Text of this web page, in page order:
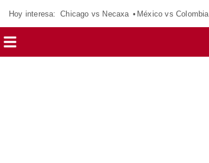
Hoy interesa: Chicago vs Necaxa México vs Colombia